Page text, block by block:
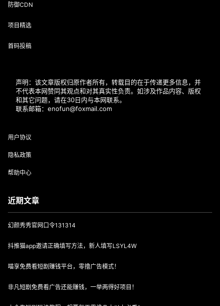
防御CDN
项目精选
首码投稿
声明：该文章版权归原作者所有，转载目的在于传递更多信息，并
不代表本网赞同其观点和对其真实性负责。如涉及作品内容、版权
和其它问题，请在30日内与本网联系。
联系邮箱：enofun@foxmail.com
用户协议
隐私政策
帮助中心
近期文章
幻颜秀秀官网口令131314
抖推猫app邀请正确填写方法，新人填写LSYL4W
喵享免费看短剧赚钱平台，零撸广告模式！
非凡短剧免费看广告还能赚钱，一举两得好项目！